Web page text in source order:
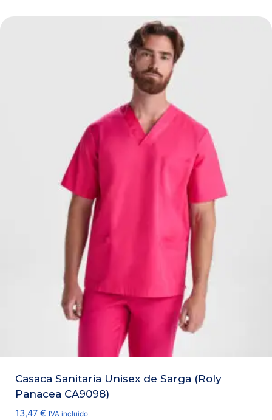
Casaca Sanitaria Unisex de Sarga (Roly
Panacea CA9098)
13,47 € IVA incluido